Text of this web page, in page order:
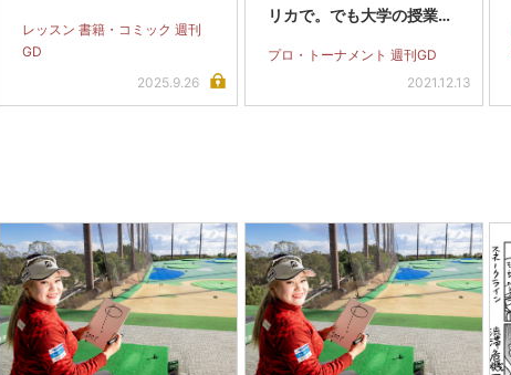
レッスン 書籍・コミック 週刊
GD
2025.9.26
リカで。でも大学の授業に
プロ・トーナメント 週刊GD
2021.12.13